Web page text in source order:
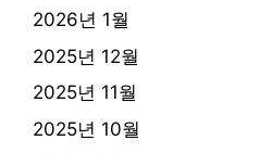
2026년 1월
2025년 12월
2025년 11월
2025년 10월